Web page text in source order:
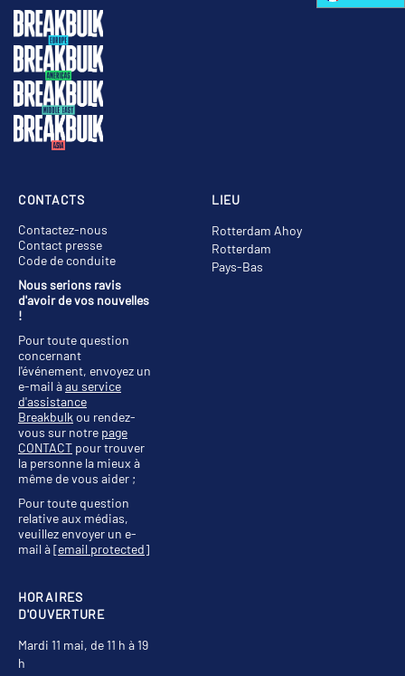
LIEU
Rotterdam Ahoy
Rotterdam
Pays-Bas
HORAIRES
D'OUVERTURE
Mardi 11 mai, de 11 h à 19
h
CONTACTS
Contactez-nous
Contact presse
Code de conduite
Nous serions ravis
d'avoir de vos nouvelles
!
Pour toute question
concernant
l'événement, envoyez un
e-mail àau service
d'assistance
Breakbulk ou rendez-
vous sur notre page
CONTACT pour trouver
la personne la mieux à
même de vous aider ;
Pour toute question
relative aux médias,
veuillez envoyer un e-
mail à[email protected]